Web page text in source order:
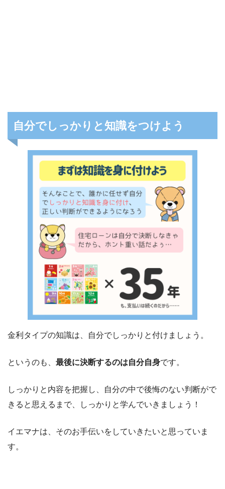
自分でしっかりと知識をつけよう
金利タイプの知識は、自分でしっかりと付けましょう。
というのも、 最後に決断するのは自分自身です。
しっかりと内容を把握し、自分の中で後悔のない判断がで
きると思えるまで、しっかりと学んでいきましょう！
イエマナは、そのお手伝いをしていきたいと思っていま
す。